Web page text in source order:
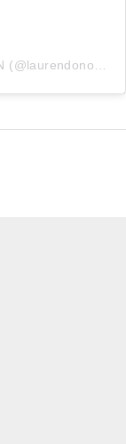
Una publicación compartida por L A U R E N (@laurendonovantv)